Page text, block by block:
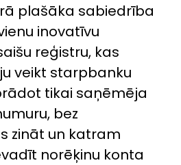
plašāka sabiedrība
inovatīvu
reģistru, kas
veikt starpbanku
tikai saņēmēja
bez
zināt un katram
norēķinu konta